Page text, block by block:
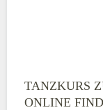
TANZKURS
ONLINE